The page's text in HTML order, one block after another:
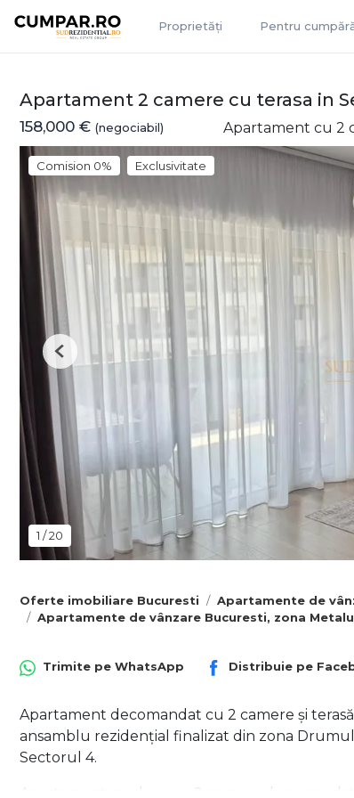
Proprietăți Pentru
Apartament 2 camere cu terasa in
158,000 € (negociabil) Apartament cu 2
Comision 0% Exclusivitate
1 /20
Previous
Oferte imobiliare Bucuresti
Apartamente de
Apartamente de vânzare Bucuresti, zona
Trimite pe WhatsApp Distribuie pe
Apartament decomandat cu 2 camere și
ansamblu rezidențial finalizat din zona
Sectorul 4.
Apartament modern cu 2 camere